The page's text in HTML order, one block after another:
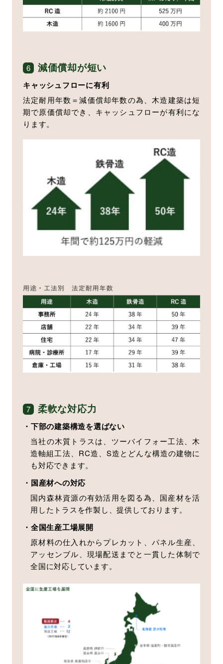
6 減価償却が短い
キャッシュフローに有利
法定耐用年数＝減価償却年数の為、木造建築は短
期で原価償却でき、キャッシュフローが有利にな
ります。
7 柔軟な対応力
・下部の建築構造を選ばない
当社の木質トラスは、ツーバイフォー工法、木
造軸組工法、RC造、S造とどんな構造の建物に
も対応できます。
・国産材への対応
国内森林資源の有効活用を図る為、国産材を活
用したトラスを作製し、提供しております。
・全国生産工場展開
原材料の仕入れからプレカット、パネル生産、
アッセンブル、現場配送までと一貫した体制で
全国に対応しています。